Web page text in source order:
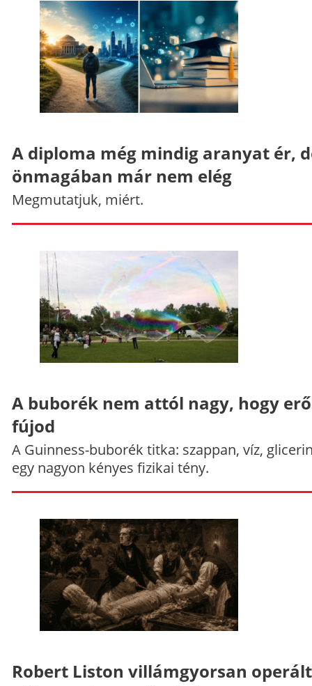
A diploma még mindig aranyat ér,
önmagában már nem elég
Megmutatjuk, miért.
A buborék nem attól nagy, hogy
fújod
A Guinness-buborék titka: szappan, víz,
egy nagyon kényes fizikai tény.
Robert Liston villámgyorsan